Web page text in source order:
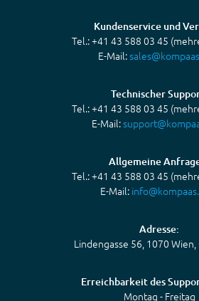
Kundenservice und
Tel.: +41 43 588 03 45
E-Mail:
Technischer
Tel.: +41 43 588 03 45
E-Mail:
Allgemeine
Tel.: +41 43 588 03 45
E-Mail:
Adresse:
Lindengasse 56, 1070
Erreichbarkeit des
Montag - Freitag